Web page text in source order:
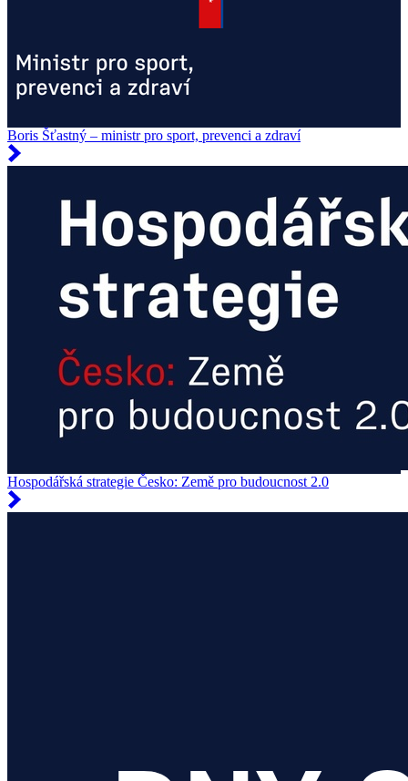
Boris Šťastný – ministr pro sport, prevenci a zdraví
Hospodářská strategie Česko: Země pro budoucnost 2.0